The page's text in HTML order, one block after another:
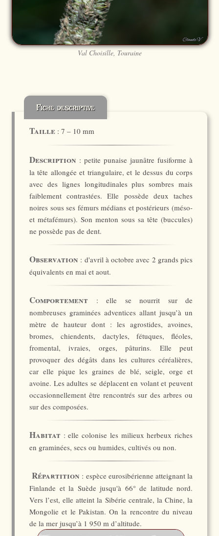
Val Choisille, Touraine
Fiche descriptive
Taille : 7 – 10 mm
Description : petite punaise jaunâtre fusiforme à
la tête allongée et triangulaire, et le dessus du corps
avec des lignes longitudinales plus sombres mais
faiblement contrastées. Elle possède deux taches
noires sous ses fémurs médians et postérieurs (méso-
et métafémurs). Son menton sous sa tête (buccules)
ne possède pas de dent.
Observation : d'avril à octobre avec 2 grands pics
équivalents en mai et aout.
Comportement : elle se nourrit sur de
nombreuses graminées adventices allant jusqu’à un
mètre de hauteur dont : les agrostides, avoines,
bromes, chiendents, dactyles, fétuques, fléoles,
fromental, ivraies, orges, pâturins. Elle peut
provoquer des dégâts dans les cultures céréalières,
car elle pique les graines de blé, seigle, orge et
avoine. Les adultes se déplacent en volant et peuvent
occasionnellement être rencontrés sur des arbres ou
sur des composées.
Habitat : elle colonise les milieux herbeux riches
en graminées, secs ou humides, cultivés ou non.
Répartition : espèce eurosibérienne atteignant la
Finlande et la Suède jusqu'à 66° de latitude nord.
Vers l’est, elle atteint la Sibérie centrale, la Chine, la
Mongolie et le Pakistan. On la rencontre du niveau
de la mer jusqu’à 1 950 m d’altitude.